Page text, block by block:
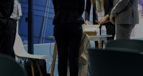
SCOPRI DI PIÙ